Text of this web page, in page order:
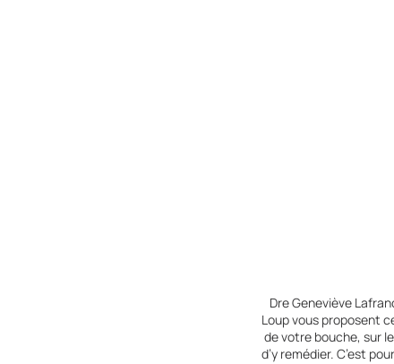
Dre Geneviève
Loup vous proposent
de votre bouche, sur
d’y remédier. C’est